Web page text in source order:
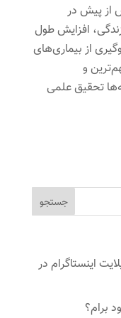
از پیش در
افزایش طول
از بیماری‌های
و
تحقیق علمی
اینستاگرام در
برام؟